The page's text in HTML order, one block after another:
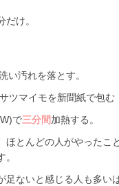
け。
い汚れを落とす。
ツマイモを新聞紙で包む
で三分間加熱する。
ほとんどの人がやったこ
足ないと感じる人も多いは